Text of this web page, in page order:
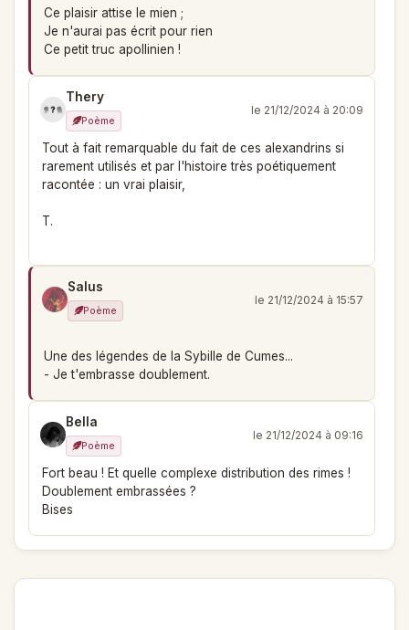
Ce plaisir attise le mien ;
Je n'aurai pas écrit pour rien
Ce petit truc apollinien !
Thery
Poème
le 21/12/2024 à 20:09
Tout à fait remarquable du fait de ces alexandrins si
rarement utilisés et par l'histoire très poétiquement
racontée : un vrai plaisir,
T.
Salus
Poème
le 21/12/2024 à 15:57
Une des légendes de la Sybille de Cumes...
- Je t'embrasse doublement.
Bella
Poème
le 21/12/2024 à 09:16
Fort beau ! Et quelle complexe distribution des rimes !
Doublement embrassées ?
Bises